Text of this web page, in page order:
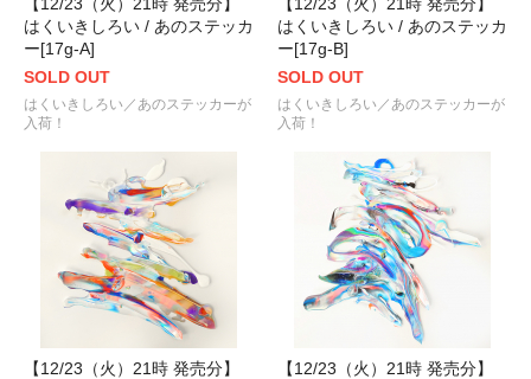
はくいきしろい / あのステッカ
ー[17g-A]
SOLD OUT
はくいきしろい／あのステッカーが
入荷！
はくいきしろい / あのステッカ
ー[17g-B]
SOLD OUT
はくいきしろい／あのステッカーが
入荷！
【12/23（火）21時 発売分】
【12/23（火）21時 発売分】